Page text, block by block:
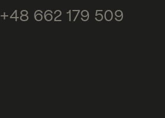
+48 662 179 509